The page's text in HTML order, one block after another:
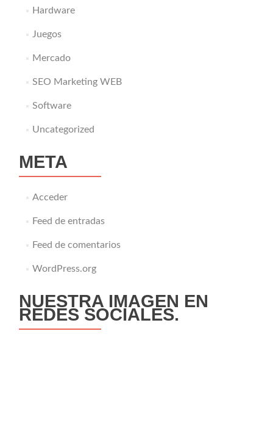
Hardware
Juegos
Mercado
SEO Marketing WEB
Software
Uncategorized
META
Acceder
Feed de entradas
Feed de comentarios
WordPress.org
NUESTRA IMAGEN EN
REDES SOCIALES.